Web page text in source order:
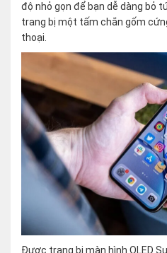
độ nhỏ gọn để bạn dễ dàng bỏ
trang bị một tấm chắn gốm
thoại.
Được trang bị màn hình OLED